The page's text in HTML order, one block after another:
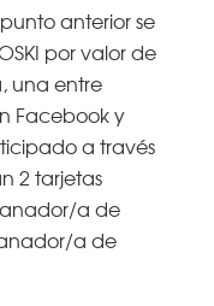
anterior se
por valor de
una entre
Facebook y
a través
2 tarjetas
a de
a de